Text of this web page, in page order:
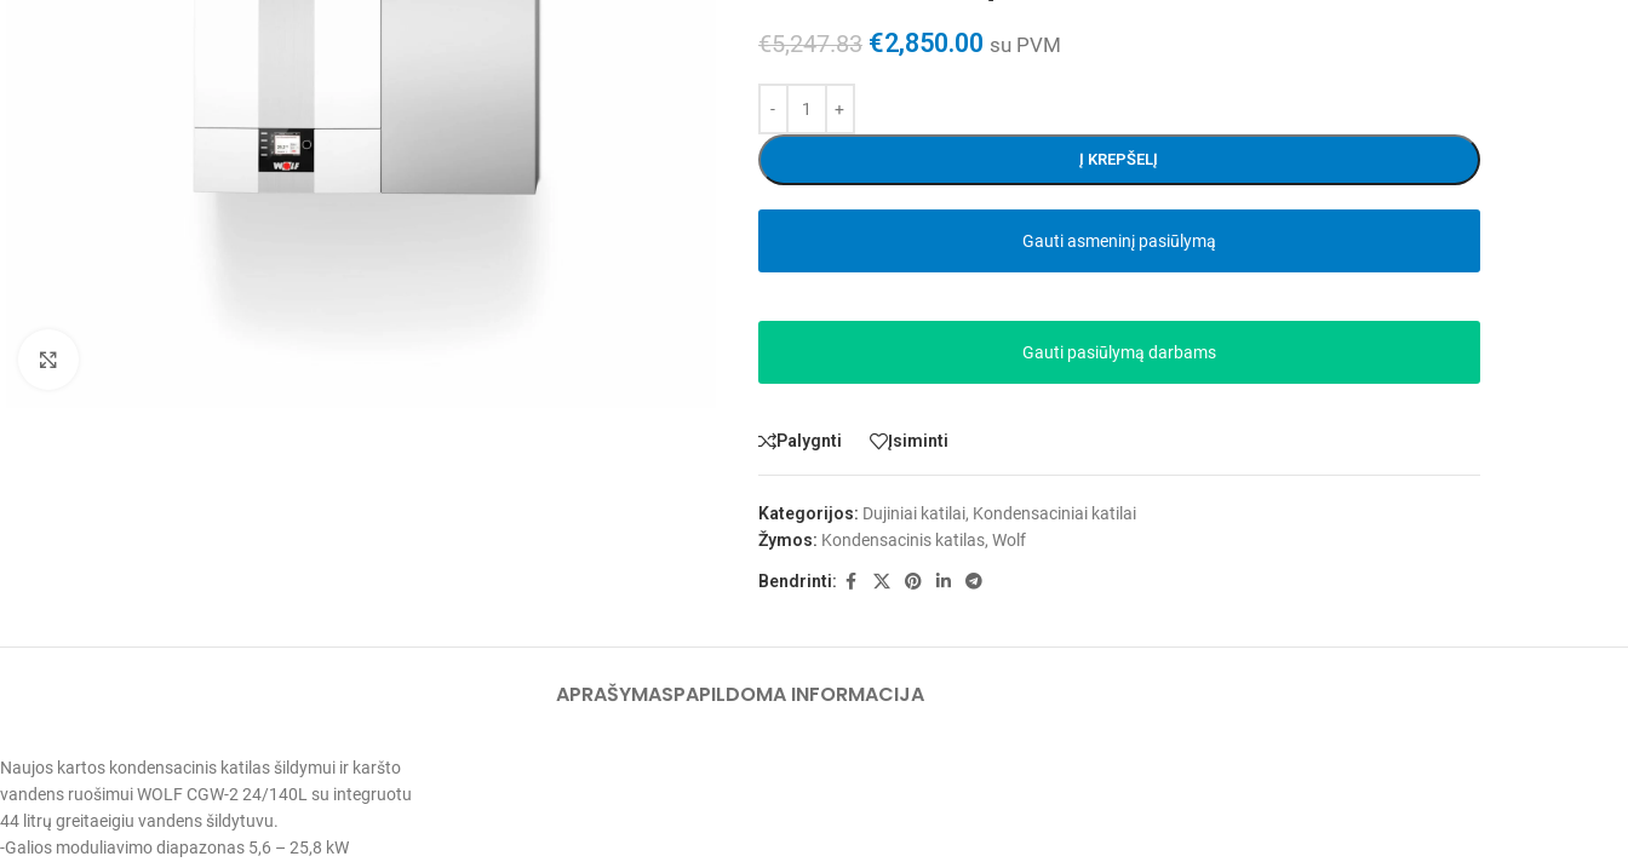
€5,247.83 €2,850.00 su PVM
Į KREPŠELĮ
Gauti asmeninį pasiūlymą
Gauti pasiūlymą darbams
Palygnti Įsiminti
Kategorijos: Dujiniai katilai, Kondensaciniai katilai
Žymos: Kondensacinis katilas, Wolf
Bendrinti:
APRAŠYMASPAPILDOMA INFORMACIJA
Naujos kartos kondensacinis katilas šildymui ir karšto
vandens ruošimui WOLF CGW-2 24/140L su integruotu
44 litrų greitaeigiu vandens šildytuvu.
-Galios moduliavimo diapazonas 5,6 – 25,8 kW